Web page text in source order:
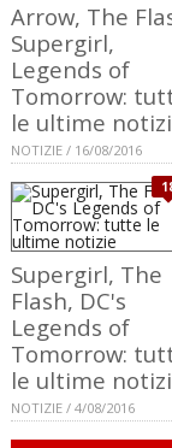
Arrow, The
Supergirl,
Legends of
Tomorrow:
le ultime
NOTIZIE / 16/08/2016
Supergirl, The
Flash, DC's
Legends of
Tomorrow:
le ultime
NOTIZIE / 4/08/2016